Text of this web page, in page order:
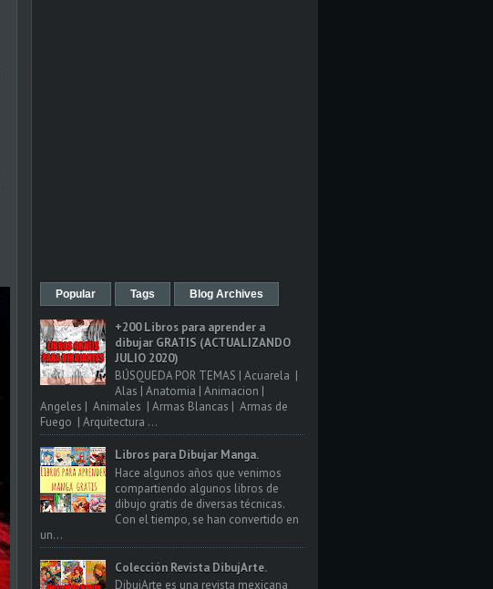
Popular Tags Blog Archives
+200 Libros para aprender a
dibujar GRATIS (ACTUALIZANDO
JULIO 2020)
BÚSQUEDA POR TEMAS | Acuarela |
Alas | Anatomia | Animacion |
Angeles | Animales | Armas Blancas | Armas de
Fuego | Arquitectura ...
Libros para Dibujar Manga.
Hace algunos años que venimos
compartiendo algunos libros de
dibujo gratis de diversas técnicas.
Con el tiempo, se han convertido en
un...
Colección Revista DibujArte.
DibujArte es una revista mexicana